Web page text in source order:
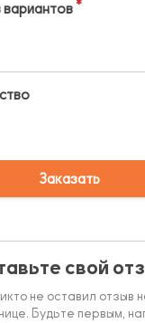
Заказать
свой
не оставил отзыв
Будьте первым,